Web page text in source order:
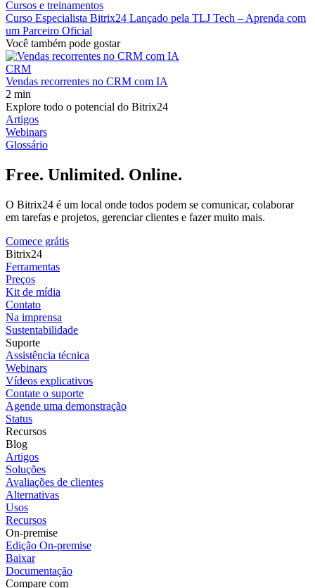
Cursos e treinamentos
Curso Especialista Bitrix24 Lançado pela TLJ Tech – Aprenda com
um Parceiro Oficial
Você também pode gostar
CRM
Vendas recorrentes no CRM com IA
2 min
Explore todo o potencial do Bitrix24
Artigos
Webinars
Glossário
Free. Unlimited. Online.
O Bitrix24 é um local onde todos podem se comunicar, colaborar
em tarefas e projetos, gerenciar clientes e fazer muito mais.
Comece grátis
Bitrix24
Ferramentas
Preços
Kit de mídia
Contato
Na imprensa
Sustentabilidade
Suporte
Assistência técnica
Webinars
Vídeos explicativos
Contate o suporte
Agende uma demonstração
Status
Recursos
Blog
Artigos
Soluções
Avaliações de clientes
Alternativas
Usos
Recursos
On-premise
Edição On-premise
Baixar
Documentação
Compare com